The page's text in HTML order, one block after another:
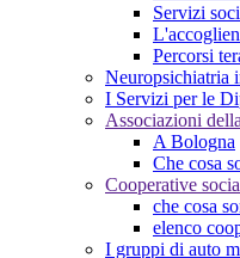
Servizi
Percorsi
Neuropsichiatria
I Servizi per le
Associazioni
A Bologna
Che cosa
Cooperative
che cosa
elenco
I gruppi di auto